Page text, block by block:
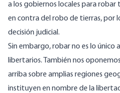
a los gobiernos locales para robar
en contra del robo de tierras, por
decisión judicial.
Sin embargo, robar no es lo único
libertarios. También nos
arriba sobre amplias regiones
instituyen en nombre de la